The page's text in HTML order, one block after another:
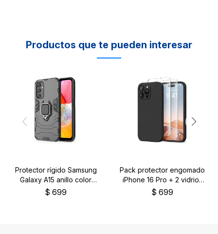
Productos que te pueden interesar
Protector rígido Samsung
Galaxy A15 anillo color
negro
$ 699
Pack protector engomado
iPhone 16 Pro + 2 vidrios
templados
$ 699